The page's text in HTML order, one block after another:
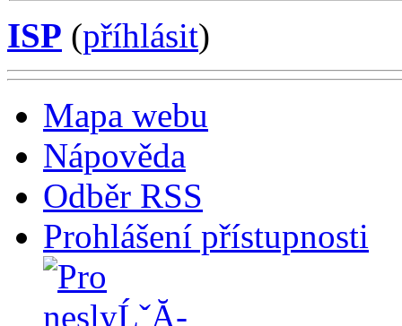
ISP (příhlásit)
Mapa webu
Nápověda
Odběr RSS
Prohlášení přístupnosti